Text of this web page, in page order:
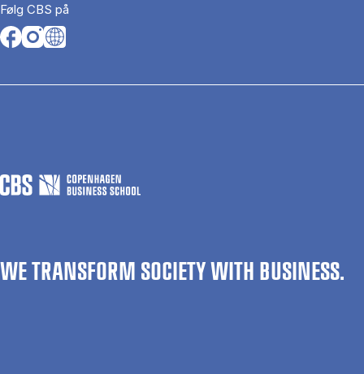
Følg CBS på
Opens in a new tab
Opens in a new tab
Opens in a new tab
WE TRANSFORM SOCIETY WITH BUSINESS.